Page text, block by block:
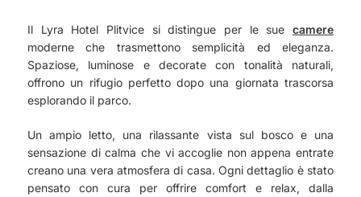
Il Lyra Hotel Plitvice si distingue per le sue camere
moderne che trasmettono semplicità ed eleganza.
Spaziose, luminose e decorate con tonalità naturali,
offrono un rifugio perfetto dopo una giornata trascorsa
esplorando il parco.
Un ampio letto, una rilassante vista sul bosco e una
sensazione di calma che vi accoglie non appena entrate
creano una vera atmosfera di casa. Ogni dettaglio è stato
pensato con cura per offrire comfort e relax, dalla